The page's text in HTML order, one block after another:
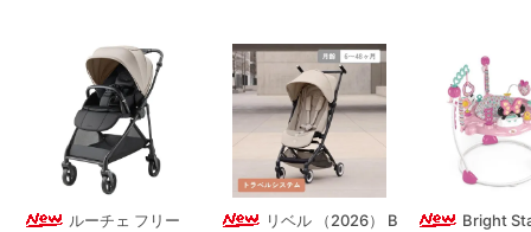
ルーチェ フリー
リベル （2026） B
Bright